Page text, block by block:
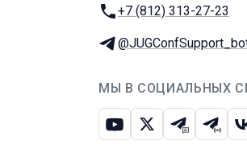
Телефон:
+7 (812) 313-27-23
Телеграм:
МЫ В СОЦИАЛЬНЫХ
ЮтубИкс Телеграм-